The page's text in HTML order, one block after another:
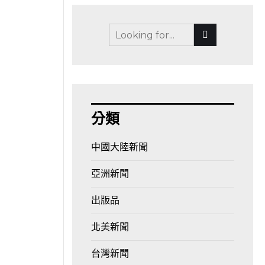
分類
中國大陸新聞
亞洲新聞
出版品
北美新聞
台灣新聞